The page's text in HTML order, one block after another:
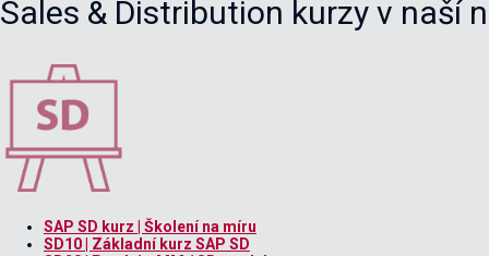
Sales & Distribution kurzy v naší
SAP SD kurz | Školení na míru
SD10 | Základní kurz SAP SD